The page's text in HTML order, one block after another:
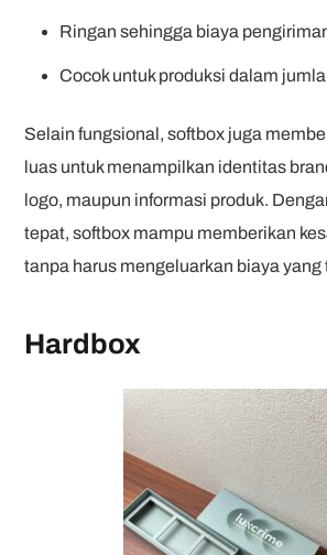
Ringan sehingga biaya
Cocok untuk produksi dalam
Selain fungsional, softbox juga
luas untuk menampilkan identitas
logo, maupun informasi produk.
tepat, softbox mampu memberikan
tanpa harus mengeluarkan biaya yang
Hardbox